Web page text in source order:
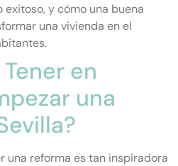
y cómo una buena
una vivienda en el
en
una
una reforma es tan inspiradora